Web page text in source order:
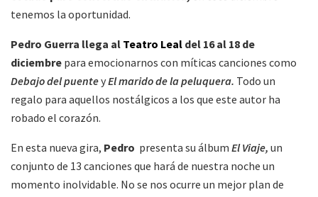
tenemos la oportunidad.
Pedro Guerra llega al Teatro Leal del 16 al 18 de
diciembre para emocionarnos con míticas canciones como
Debajo del puenteyEl marido de la peluquera. Todo un
regalo para aquellos nostálgicos a los que este autor ha
robado el corazón.
En esta nueva gira, Pedro presenta su álbum El Viaje, un
conjunto de 13 canciones que hará de nuestra noche un
momento inolvidable. No se nos ocurre un mejor plan de